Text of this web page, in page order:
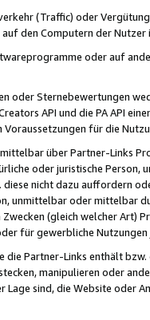
(Traffic) oder
den Computern der
oder auf
oder Sternebewertungen
API und die PA API
für die
über Partner-Links
oder juristische
nicht dazu auffordern
unmittelbar oder mittelbar
(gleich welcher Art)
für gewerbliche
die Partner-Links enthält
manipulieren oder
Lage sind, die Website oder